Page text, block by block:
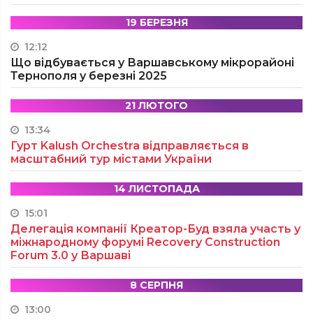
19 БЕРЕЗНЯ
12:12
Що відбувається у Варшавському мікрорайоні
Тернополя у березні 2025
21 ЛЮТОГО
13:34
Гурт Kalush Orchestra відправляється в
масштабний тур містами України
14 ЛИСТОПАДА
15:01
Делегація компанії Креатор-Буд взяла участь у
міжнародному форумі Recovery Construction
Forum 3.0 у Варшаві
8 СЕРПНЯ
13:00